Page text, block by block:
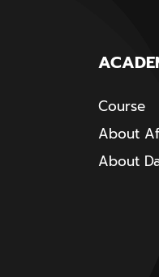
Course
About
About